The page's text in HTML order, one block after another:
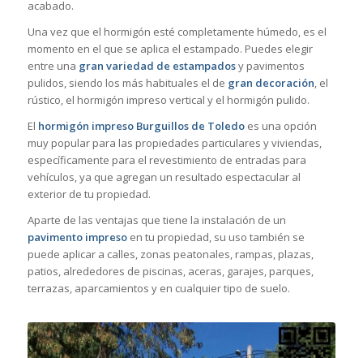
acabado.
Una vez que el hormigón esté completamente húmedo, es el
momento en el que se aplica el estampado. Puedes elegir
entre una gran variedad de estampadosy pavimentos
pulidos, siendo los más habituales el de gran decoración, el
rústico, el hormigón impreso vertical y el hormigón pulido.
El hormigón impreso Burguillos de Toledoes una opción
muy popular para las propiedades particulares y viviendas,
específicamente para el revestimiento de entradas para
vehículos, ya que agregan un resultado espectacular al
exterior de tu propiedad.
Aparte de las ventajas que tiene la instalación de un
pavimento impresoen tu propiedad, su uso también se
puede aplicar a calles, zonas peatonales, rampas, plazas,
patios, alrededores de piscinas, aceras, garajes, parques,
terrazas, aparcamientos y en cualquier tipo de suelo.